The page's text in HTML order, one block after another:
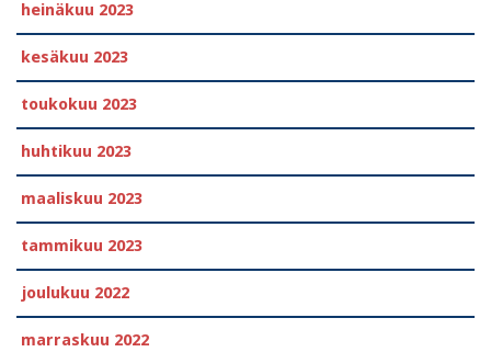
heinäkuu 2023
kesäkuu 2023
toukokuu 2023
huhtikuu 2023
maaliskuu 2023
tammikuu 2023
joulukuu 2022
marraskuu 2022